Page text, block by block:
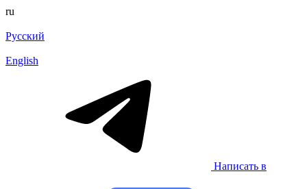
ru
Русский
English
Написать в